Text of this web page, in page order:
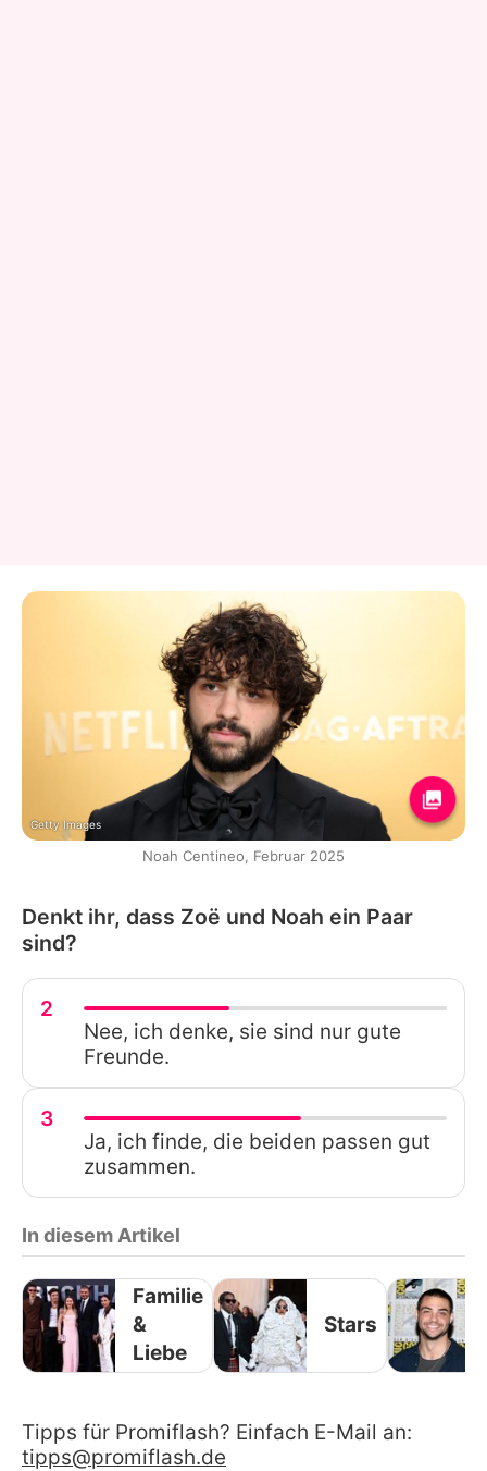
Getty Images
Noah Centineo, Februar 2025
Denkt ihr, dass Zoë und Noah ein Paar
sind?
2
Nee, ich denke, sie sind nur gute
Freunde.
3
Ja, ich finde, die beiden passen gut
zusammen.
In diesem Artikel
Familie
&
Liebe
Stars
Tipps für Promiflash? Einfach E-Mail an:
tipps@promiflash.de